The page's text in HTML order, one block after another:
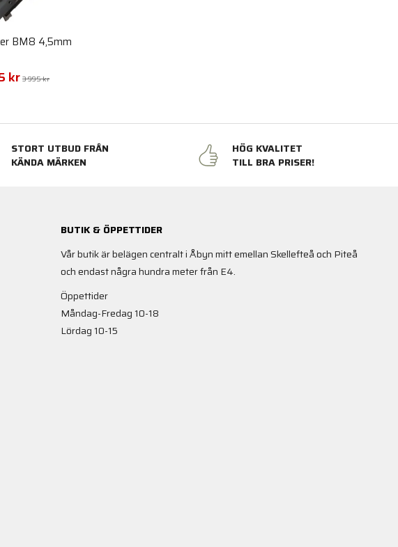
BM8 4,5mm
kr 3 995 kr
STORT UTBUD FRÅN
KÄNDA MÄRKEN
HÖG KVALITET
TILL BRA PRISER!
BUTIK & ÖPPETTIDER
Vår butik är belägen centralt i Åbyn mitt emellan Skellefteå och Piteå
och endast några hundra meter från E4.
Öppettider
Måndag-Fredag 10-18
Lördag 10-15